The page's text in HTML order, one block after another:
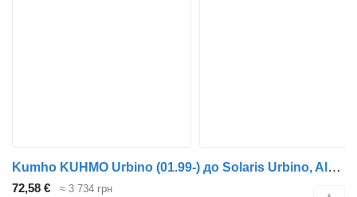
Kumho KUHMO Urbino (01.99-) до Solaris Urbino, Alpino, Vacanza (1999-)
72,58 € ≈ 3 734 грн